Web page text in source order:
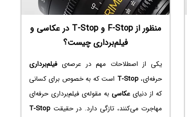
منظور از F-Stop و T-Stop در عکاسی و
فیلم‌برداری چیست؟
یکی از اصطلاحات مهم در عرصه‌یفیلم‌برداری
حرفه‌ای،T-Stop است که به خصوص برای کسانی
که از دنیایعکاسیبه مقوله‌ی فیلم‌برداری حرفه‌ای
مهاجرت می‌کنند، تازگی دارد. در حقیقتT-Stop